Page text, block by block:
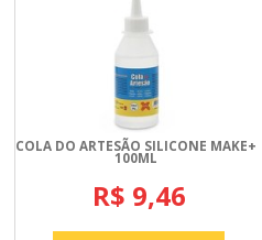
COLA DO ARTESÃO SILICONE MAKE+
100ML
R$ 9,46